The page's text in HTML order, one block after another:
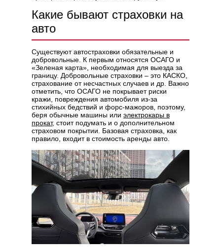
Какие бывают страховки на
авто
Существуют автостраховки обязательные и
добровольные. К первым относятся ОСАГО и
«Зеленая карта», необходимая для выезда за
границу. Добровольные страховки – это КАСКО,
страхование от несчастных случаев и др. Важно
отметить, что ОСАГО не покрывает риски
кражи, повреждения автомобиля из-за
стихийных бедствий и форс-мажоров, поэтому,
беря обычные машины или электрокары в
прокат, стоит подумать и о дополнительном
страховом покрытии. Базовая страховка, как
правило, входит в стоимость аренды авто.